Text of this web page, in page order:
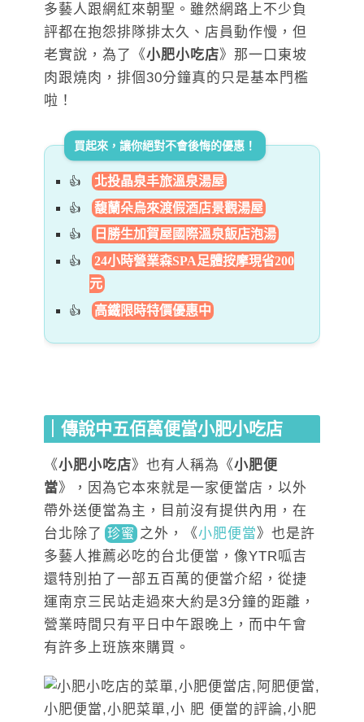
多藝人跟網紅來朝聖。雖然網路上不少負
評都在抱怨排隊排太久、店員動作慢，但
老實說，為了《小肥小吃店》那一口東坡
肉跟燒肉，排個30分鐘真的只是基本門檻
啦！
買起來，讓你絕對不會後悔的優惠！
北投晶泉丰旅溫泉湯屋
馥蘭朵烏來渡假酒店景觀湯屋
日勝生加賀屋國際溫泉飯店泡湯
24小時營業森SPA足體按摩現省200
元
高鐵限時特價優惠中
｜傳說中五佰萬便當小肥小吃店
《小肥小吃店》也有人稱為《小肥便
當》，因為它本來就是一家便當店，以外
帶外送便當為主，目前沒有提供內用，在
台北 除了 珍蜜 之 外，《小肥便當》也是許
多藝人推薦必吃的台北便當，像YTR呱吉
還特別拍了一部五百萬的便當介紹，從捷
運南京三民站走過來大約是3分鐘的距離，
營業時間只有平日中午跟晚上，而中午會
有許多上班族來購買。